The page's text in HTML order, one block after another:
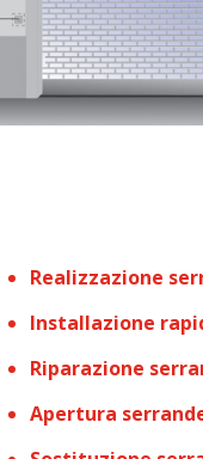
Realizzazione
Installazione
Riparazione
Apertura